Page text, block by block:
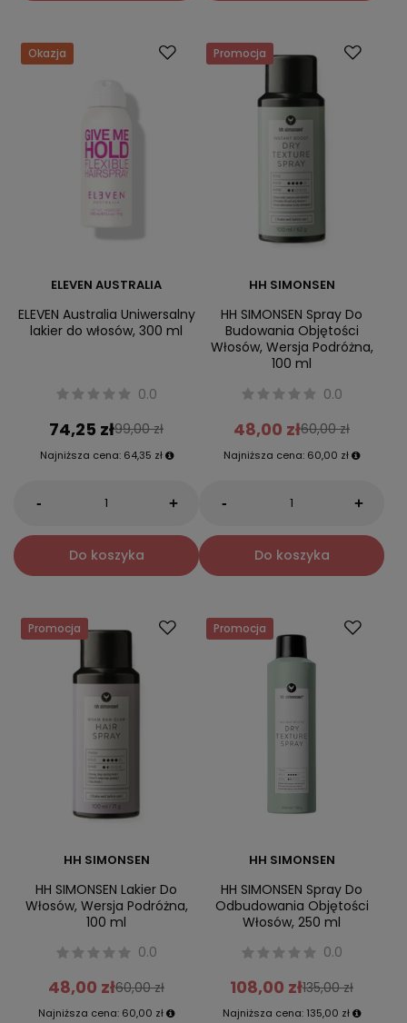
Okazja
ELEVEN AUSTRALIA
ELEVEN Australia Uniwersalny
lakier do włosów, 300 ml
0.0
74,25 zł99,00 zł
Najniższa cena: 64,35 zł
- +
Do koszyka
Promocja
HH SIMONSEN
HH SIMONSEN Spray Do
Budowania Objętości
Włosów, Wersja Podróżna,
100 ml
0.0
48,00 zł60,00 zł
Najniższa cena: 60,00 zł
- +
Do koszyka
Promocja
HH SIMONSEN
HH SIMONSEN Lakier Do
Włosów, Wersja Podróżna,
100 ml
0.0
48,00 zł60,00 zł
Najniższa cena: 60,00 zł
Promocja
HH SIMONSEN
HH SIMONSEN Spray Do
Odbudowania Objętości
Włosów, 250 ml
0.0
108,00 zł135,00 zł
Najniższa cena: 135,00 zł